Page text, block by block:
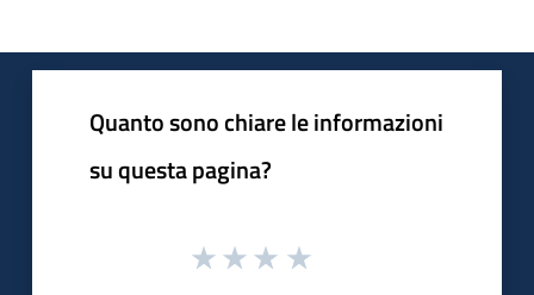
Quanto sono chiare le informazioni
su questa pagina?